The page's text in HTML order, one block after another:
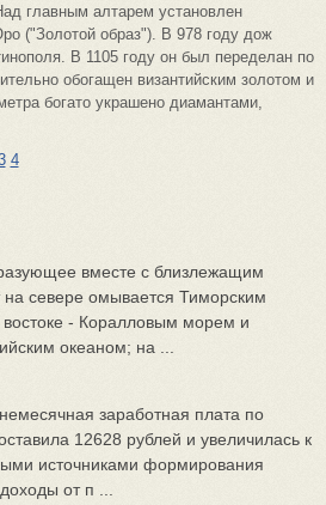
главным алтарем установлен
("Золотой образ"). В 978 году дож
В 1105 году он был переделан по
обогащен византийским золотом и
богато украшено диамантами,
4
вместе с близлежащим
севере омывается Тиморским
- Коралловым морем и
океаном; на ...
заработная плата по
12628 рублей и увеличилась к
источниками формирования
от п ...